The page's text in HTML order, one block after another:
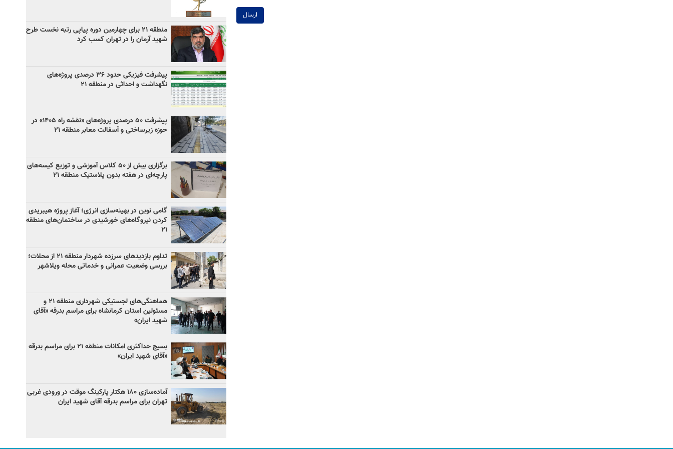
ارسال
منطقه ۲۱ برای چهارمین دوره پیاپی رتبه نخست طرح
شهید آرمان را در تهران کسب کرد
پیشرفت فیزیکی حدود ۳۶ درصدی پروژه‌های
نگهداشت و احداثی در منطقه ۲۱
پیشرفت ۵۰ درصدی پروژه‌های «نقشه راه ۱۴۰۵» در
حوزه زیرساختی و آسفالت معابر منطقه ۲۱
برگزاری بیش از ۵۰ کلاس آموزشی و توزیع کیسه‌های
پارچه‌ای در هفته بدون پلاستیک منطقه ۲۱
گامی نوین در بهینه‌سازی انرژی؛ آغاز پروژه هیبریدی
کردن نیروگاه‌های خورشیدی در ساختمان‌های منطقه
۲۱
تداوم بازدیدهای سرزده شهردار منطقه ۲۱ از محلات؛
بررسی وضعیت عمرانی و خدماتی محله ویلاشهر
هماهنگی‌های لجستیکی شهرداری منطقه ۲۱ و
مسئولین استان کرمانشاه برای مراسم بدرقه «آقای
شهید ایران»
بسیج حداکثری امکانات منطقه ۲۱ برای مراسم بدرقه
«آقای شهید ایران»
آماده‌سازی ۱۸۰ هکتار پارکینگ موقت در ورودی غربی
تهران برای مراسم بدرقه آقای شهید ایران